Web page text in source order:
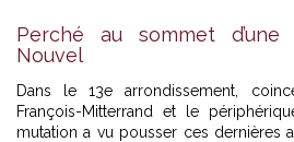
Perché au sommet
Nouvel
Dans le 13e arrondissement,
François-Mitterrand et le
mutation a vu pousser ces dernières